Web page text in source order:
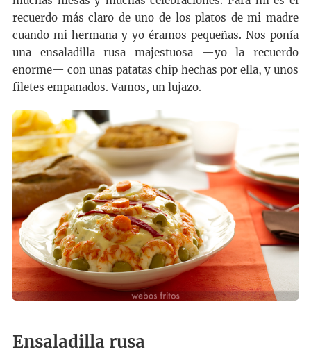
recuerdo más claro de uno de los platos de mi madre
cuando mi hermana y yo éramos pequeñas. Nos ponía
una ensaladilla rusa majestuosa —yo la recuerdo
enorme— con unas patatas chip hechas por ella, y unos
filetes empanados. Vamos, un lujazo.
Ensaladilla rusa